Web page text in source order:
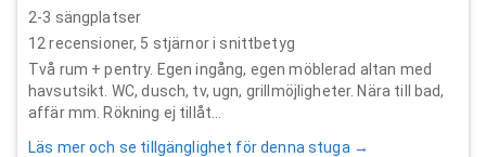
2-3 sängplatser
12 recensioner, 5 stjärnor i snittbetyg
Två rum + pentry. Egen ingång, egen möblerad altan med
havsutsikt. WC, dusch, tv, ugn, grillmöjligheter. Nära till bad,
affär mm. Rökning ej tillåt...
Läs mer och se tillgänglighet för denna stuga →